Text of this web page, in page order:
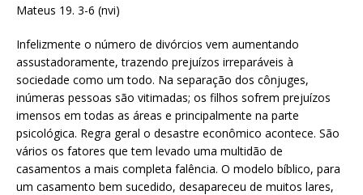
Mateus 19. 3-6 (nvi)
Infelizmente o número de divórcios vem aumentando
assustadoramente, trazendo prejuízos irreparáveis à
sociedade como um todo. Na separação dos cônjuges,
inúmeras pessoas são vitimadas; os filhos sofrem prejuízos
imensos em todas as áreas e principalmente na parte
psicológica. Regra geral o desastre econômico acontece. São
vários os fatores que tem levado uma multidão de
casamentos a mais completa falência. O modelo bíblico, para
um casamento bem sucedido, desapareceu de muitos lares,